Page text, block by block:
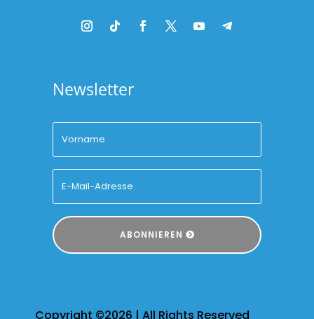
Newsletter
ABONNIEREN
Copyright ©2026 | All Rights Reserved